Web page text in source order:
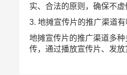
实、合法的原则，确保不
3. 地摊宣传片的推广渠道有
地摊宣传片的推广渠道多
传，通过播放宣传片、发